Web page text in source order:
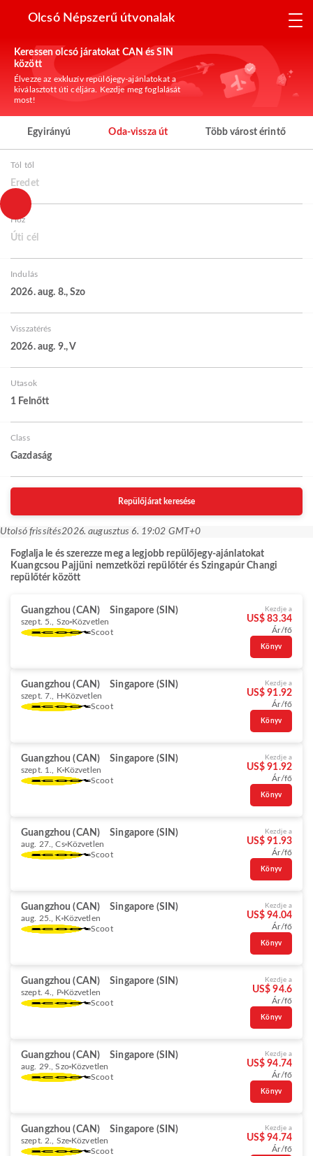
Olcsó Népszerű útvonalak
Keressen olcsó járatokat CAN és SIN
között
Élvezze az exkluzív repülőjegy-ajánlatokat a
kiválasztott úti céljára. Kezdje meg foglalását
most!
Egyirányú Oda-vissza út Több várost érintő
Tól től
Eredet
Hoz
Úti cél
Indulás
2026. aug. 8., Szo
Visszatérés
2026. aug. 9., V
Utasok
1 Felnőtt
Class
Gazdaság
Repülőjárat keresése
Utolsó frissítés2026. augusztus 6. 19:02 GMT+0
Foglalja le és szerezze meg a legjobb repülőjegy-ajánlatokat
Kuangcsou Pajjüni nemzetközi repülőtér és Szingapúr Changi
repülőtér között
Guangzhou (CAN) Singapore (SIN)
szept. 5., Szo Közvetlen
Scoot
Kezdje a
US$ 83.34
Ár/fő
Könyv
Guangzhou (CAN) Singapore (SIN)
szept. 7., H Közvetlen
Scoot
Kezdje a
US$ 91.92
Ár/fő
Könyv
Guangzhou (CAN) Singapore (SIN)
szept. 1., K Közvetlen
Scoot
Kezdje a
US$ 91.92
Ár/fő
Könyv
Guangzhou (CAN) Singapore (SIN)
aug. 27., Cs Közvetlen
Scoot
Kezdje a
US$ 91.93
Ár/fő
Könyv
Guangzhou (CAN) Singapore (SIN)
aug. 25., K Közvetlen
Scoot
Kezdje a
US$ 94.04
Ár/fő
Könyv
Guangzhou (CAN) Singapore (SIN)
szept. 4., P Közvetlen
Scoot
Kezdje a
US$ 94.6
Ár/fő
Könyv
Guangzhou (CAN) Singapore (SIN)
aug. 29., Szo Közvetlen
Scoot
Kezdje a
US$ 94.74
Ár/fő
Könyv
Guangzhou (CAN) Singapore (SIN)
szept. 2., Sze Közvetlen
Scoot
Kezdje a
US$ 94.74
Ár/fő